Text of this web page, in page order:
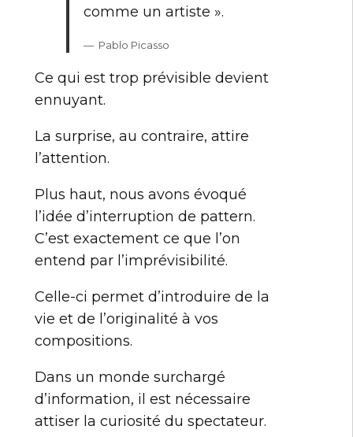
comme un artiste ».
— Pablo Picasso
Ce qui est trop prévisible devient
ennuyant.
La surprise, au contraire, attire
l’attention.
Plus haut, nous avons évoqué
l’idée d’interruption de pattern.
C’est exactement ce que l’on
entend par l’imprévisibilité.
Celle-ci permet d’introduire de la
vie et de l’originalité à vos
compositions.
Dans un monde surchargé
d’information, il est nécessaire
attiser la curiosité du spectateur.